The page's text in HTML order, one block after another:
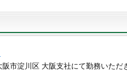
淀川区 大阪支社にて勤務いただ